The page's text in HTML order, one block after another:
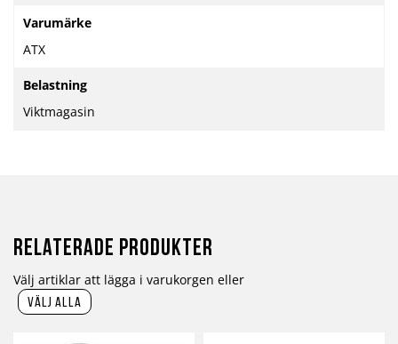
Varumärke
ATX
Belastning
Viktmagasin
Relaterade produkter
Välj artiklar att lägga i varukorgen eller
välj alla